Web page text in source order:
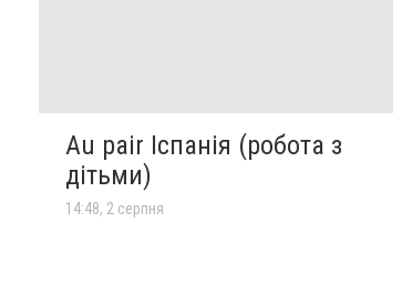
Au pair Іспанія (робота з
дітьми)
14:48, 2 серпня